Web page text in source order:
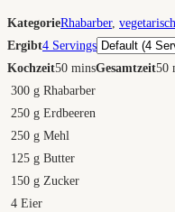
KategorieRhabarber, vegetarisch
Ergibt4 ServingsPortionen
Kochzeit50 minsGesamtzeit50
300 g Rhabarber
250 g Erdbeeren
250 g Mehl
125 g Butter
150 g Zucker
4 Eier